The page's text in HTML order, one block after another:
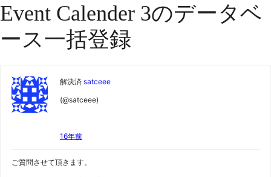
ツ
ス
対
ー
ラ
Event Calender 3のデータベ
ース一括登録
解決済 satceee
(@satceee)
16年前
ご質問させて頂きます。